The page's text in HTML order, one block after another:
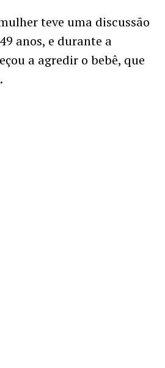
teve uma discussão
anos, e durante a
a agredir o bebê, que